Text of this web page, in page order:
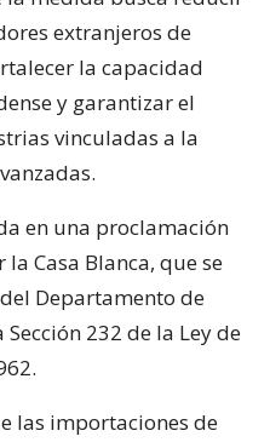
extranjeros de
la capacidad
y garantizar el
vinculadas a la
en una proclamación
Casa Blanca, que se
Departamento de
232 de la Ley de
las importaciones de